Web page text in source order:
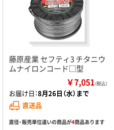
藤原産業 セフティ3 チタニウ
ムナイロンコード□型
￥7,051（税込）
お届け日：8月26日（水）まで
直送品
直径・販売単位違いの商品が4商品あります